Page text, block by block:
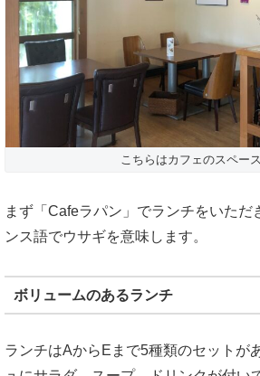
こちらはカフェのスペー
まず「Cafeラパン」でランチをいただ
ンス語でウサギを意味します。
ボリュームのあるランチ
ランチはAからEまで5種類のセットが